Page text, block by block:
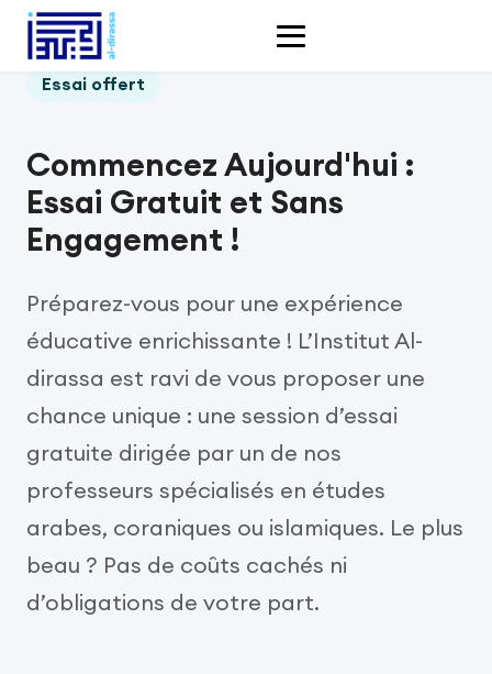
Essai offert
Commencez Aujourd'hui :
Essai Gratuit et Sans
Engagement !
Préparez-vous pour une expérience
éducative enrichissante ! L’Institut Al-
dirassa est ravi de vous proposer une
chance unique : une session d’essai
gratuite dirigée par un de nos
professeurs spécialisés en études
arabes, coraniques ou islamiques. Le plus
beau ? Pas de coûts cachés ni
d’obligations de votre part.